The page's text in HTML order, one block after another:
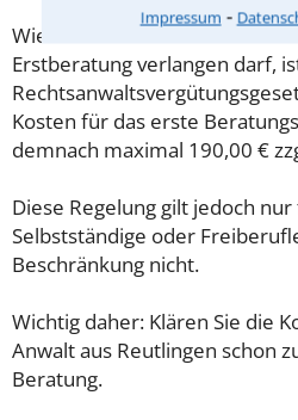
Impressum ⁃
Wieviel ein Rechtsanwalt in
Erstberatung verlangen darf,
Kosten für das erste
demnach maximal 190,00 €
Diese Regelung gilt jedoch
Selbstständige oder
Beschränkung nicht.
Wichtig daher: Klären Sie die
Anwalt aus Reutlingen schon
Beratung.